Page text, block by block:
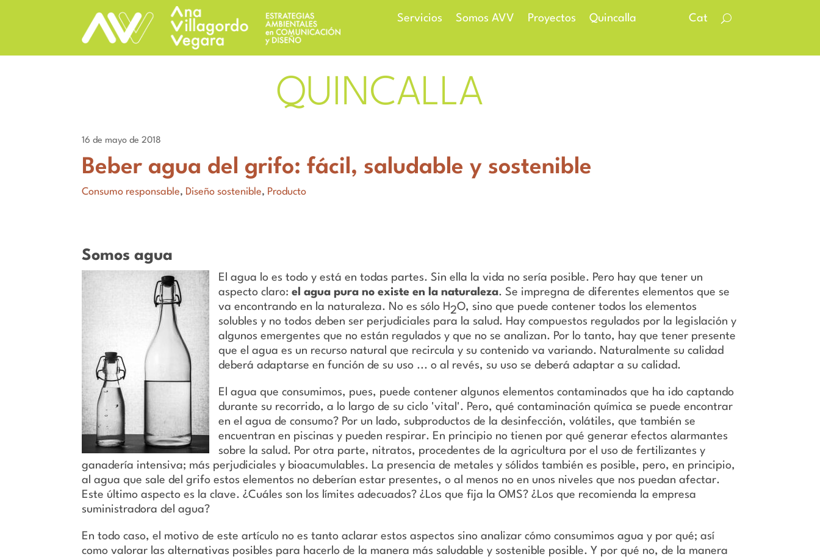
Servicios Somos AVV Proyectos Quincalla Cat
QUINCALLA
16 de mayo de 2018
Beber agua del grifo: fácil, saludable y sostenible
Consumo responsable, Diseño sostenible, Producto
Somos agua
El agua lo es todo y está en todas partes. Sin ella la vida no sería posible. Pero hay que tener un
aspecto claro:el agua pura no existe en la naturaleza. Se impregna de diferentes elementos que se
va encontrando en la naturaleza. No es sólo H2O, sino que puede contener todos los elementos
solubles y no todos deben ser perjudiciales para la salud. Hay compuestos regulados por la legislación y
algunos emergentes que no están regulados y que no se analizan. Por lo tanto, hay que tener presente
que el agua es un recurso natural que recircula y su contenido va variando. Naturalmente su calidad
deberá adaptarse en función de su uso ... o al revés, su uso se deberá adaptar a su calidad.
El agua que consumimos, pues, puede contener algunos elementos contaminados que ha ido captando
durante su recorrido, a lo largo de su ciclo 'vital'. Pero, qué contaminación química se puede encontrar
en el agua de consumo? Por un lado, subproductos de la desinfección, volátiles, que también se
encuentran en piscinas y pueden respirar. En principio no tienen por qué generar efectos alarmantes
sobre la salud. Por otra parte, nitratos, procedentes de la agricultura por el uso de fertilizantes y
ganadería intensiva; más perjudiciales y bioacumulables. La presencia de metales y sólidos también es posible, pero, en principio,
al agua que sale del grifo estos elementos no deberían estar presentes, o al menos no en unos niveles que nos puedan afectar.
Este último aspecto es la clave. ¿Cuáles son los límites adecuados? ¿Los que fija la OMS? ¿Los que recomienda la empresa
suministradora del agua?
En todo caso, el motivo de este artículo no es tanto aclarar estos aspectos sino analizar cómo consumimos agua y por qué; así
como valorar las alternativas posibles para hacerlo de la manera más saludable y sostenible posible. Y por qué no, de la manera